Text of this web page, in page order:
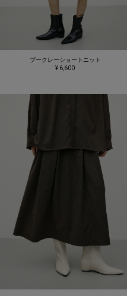
ブークレーショートニット
¥ 6,600